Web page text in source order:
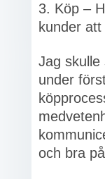
Köp –
kunder att
Jag skulle
under
och bra